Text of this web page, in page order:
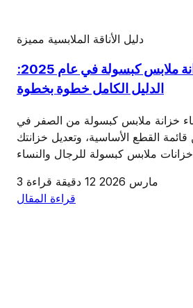
دليل الأناقة الملابسية مميزة
كيفية بناء خزانة ملابس كبسولة في عام 2025:
الدليل الكامل خطوة بخطوة
خزانة ملابس كبسولة من الصفر في
يتضمن قائمة القطع الأساسية، وتعديل خزانتك
3 مارس 2026
12 دقيقة قراءة
قراءة المقال